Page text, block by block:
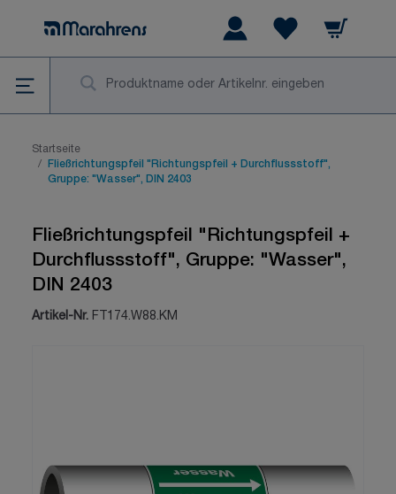
Warenkorb
Startseite
/
Fließrichtungspfeil "Richtungspfeil + Durchflussstoff",
Gruppe: "Wasser", DIN 2403
Fließrichtungspfeil "Richtungspfeil +
Durchflussstoff", Gruppe: "Wasser",
DIN 2403
Artikel-Nr. FT174.W88.KM